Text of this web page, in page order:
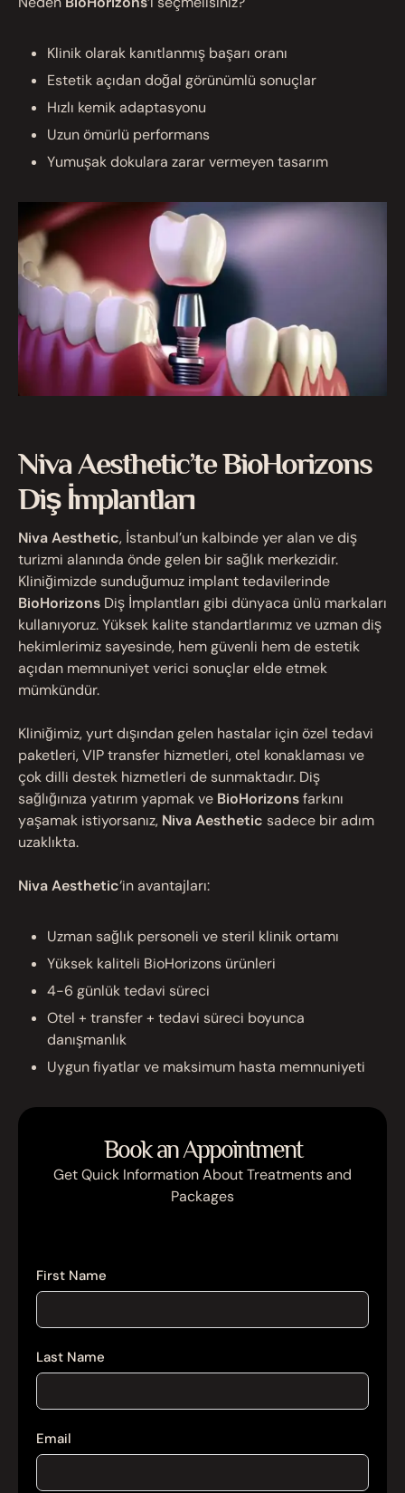
Klinik olarak kanıtlanmış başarı oranı
Estetik açıdan doğal görünümlü sonuçlar
Hızlı kemik adaptasyonu
Uzun ömürlü performans
Yumuşak dokulara zarar vermeyen tasarım
Niva Aesthetic’te BioHorizons
Diş İmplantları
Niva Aesthetic, İstanbul’un kalbinde yer alan ve diş
turizmi alanında önde gelen bir sağlık merkezidir.
Kliniğimizde sunduğumuz implant tedavilerinde
BioHorizons Diş İmplantları gibi dünyaca ünlü markaları
kullanıyoruz. Yüksek kalite standartlarımız ve uzman diş
hekimlerimiz sayesinde, hem güvenli hem de estetik
açıdan memnuniyet verici sonuçlar elde etmek
mümkündür.
Kliniğimiz, yurt dışından gelen hastalar için özel tedavi
paketleri, VIP transfer hizmetleri, otel konaklaması ve
çok dilli destek hizmetleri de sunmaktadır. Diş
sağlığınıza yatırım yapmak ve BioHorizonsfarkını
yaşamak istiyorsanız, Niva Aesthetic sadece bir adım
uzaklıkta.
Niva Aesthetic‘in avantajları:
Uzman sağlık personeli ve steril klinik ortamı
Yüksek kaliteli BioHorizons ürünleri
4-6 günlük tedavi süreci
Otel + transfer + tedavi süreci boyunca
danışmanlık
Uygun fiyatlar ve maksimum hasta memnuniyeti
Book an Appointment
Get Quick Information About Treatments and
Packages
First Name
Last Name
Email